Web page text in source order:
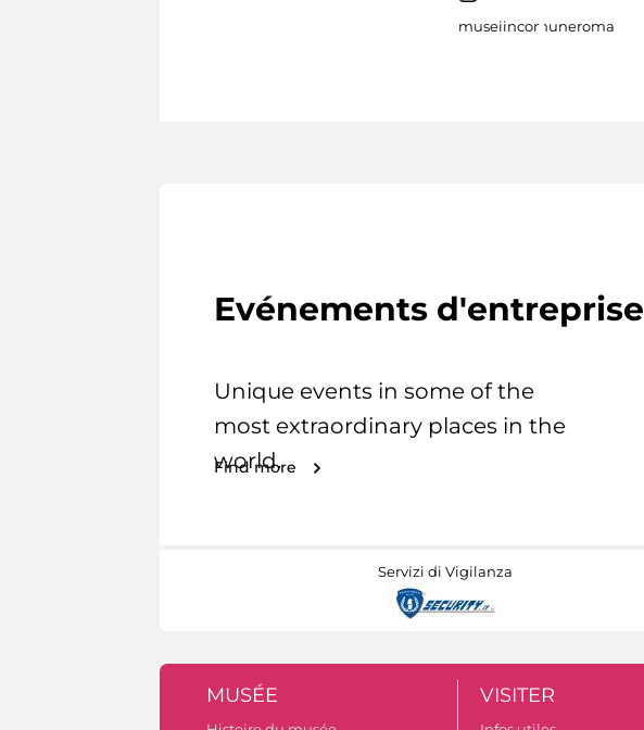
museiincomuneroma
Evénements d'entreprise
Unique events in some of the
most extraordinary places in the
world.
Find more
Servizi di Vigilanza
MUSÉE VISITER